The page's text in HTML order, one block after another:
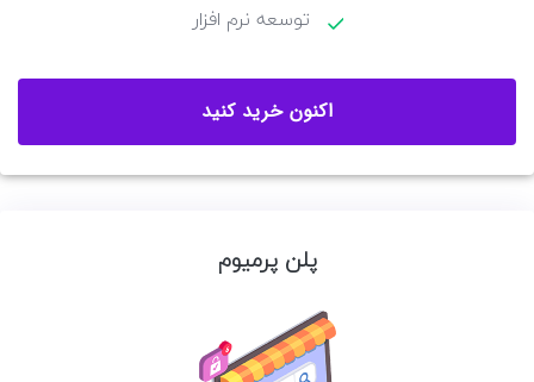
توسعه نرم افزار
اکنون خرید کنید
پلن پرمیوم